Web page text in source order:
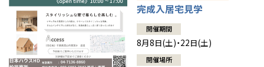
完成入居宅見学
開催期間
8月8日(土)・22日(土)
開催場所